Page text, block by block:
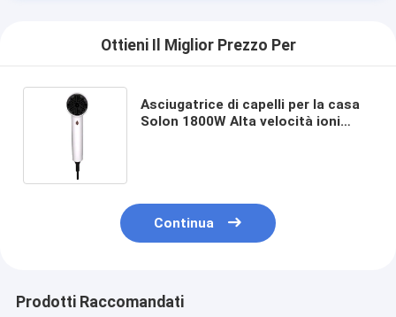
Ottieni Il Miglior Prezzo Per
Asciugatrice di capelli per la casa
Solon 1800W Alta velocità ioni
Continua
Prodotti Raccomandati